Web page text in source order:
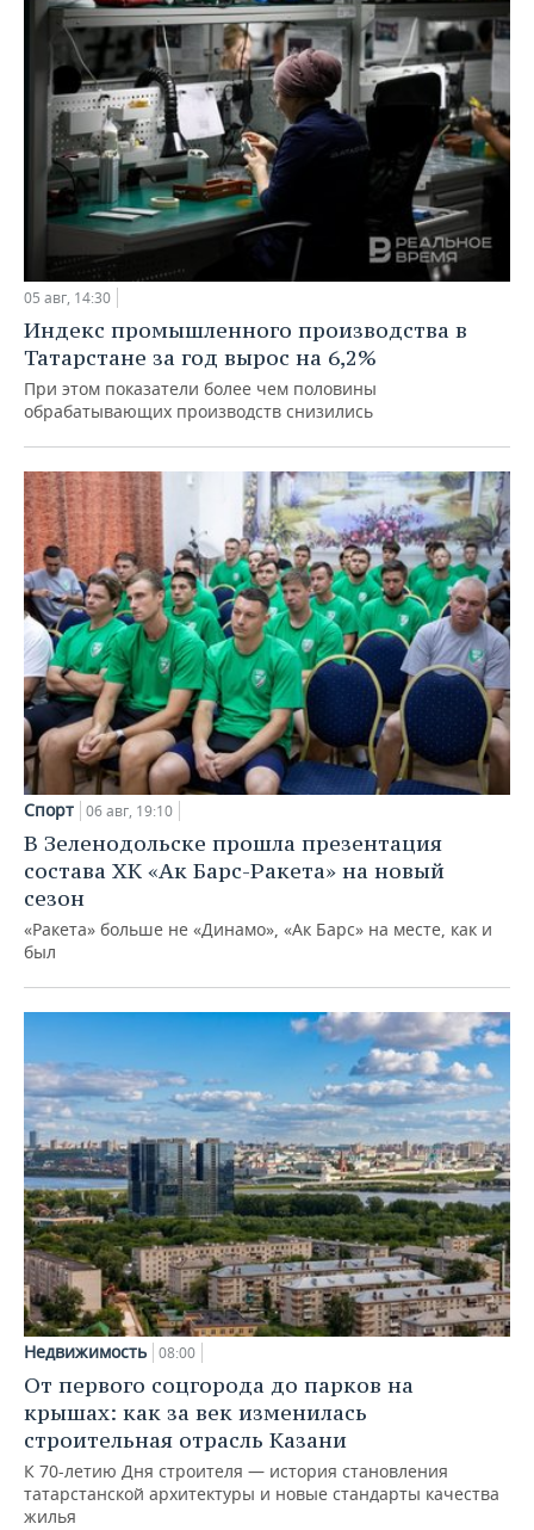
05 авг, 14:30
Индекс промышленного производства в
Татарстане за год вырос на 6,2%
При этом показатели более чем половины
обрабатывающих производств снизились
Спорт 06 авг, 19:10
В Зеленодольске прошла презентация
состава ХК «Ак Барс-Ракета» на новый
сезон
«Ракета» больше не «Динамо», «Ак Барс» на месте, как и
был
Недвижимость 08:00
От первого соцгорода до парков на
крышах: как за век изменилась
строительная отрасль Казани
К 70-летию Дня строителя — история становления
татарстанской архитектуры и новые стандарты качества
жилья